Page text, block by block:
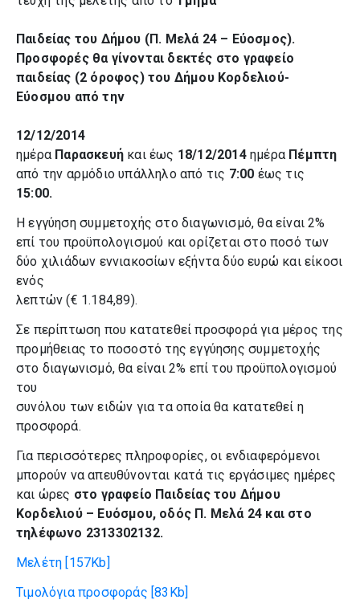
Παιδείας του Δήμου (Π. Μελά 24 – Εύοσμος).
Προσφορές θα γίνονται δεκτές στο γραφείο
παιδείας (2 όροφος) του Δήμου Κορδελιού-
Εύοσμου από την
12/12/2014
ημέρα Παρασκευή και έως 18/12/2014ημέρα Πέμπτη
από την αρμόδιο υπάλληλο από τις 7:00 έως τις
15:00.
Η εγγύηση συμμετοχής στο διαγωνισμό, θα είναι 2%
επί του προϋπολογισμού και ορίζεται στο ποσό των
δύο χιλιάδων εννιακοσίων εξήντα δύο ευρώ και είκοσι
ενός
λεπτών (€ 1.184,89).
Σε περίπτωση που κατατεθεί προσφορά για μέρος της
προμήθειας το ποσοστό της εγγύησης συμμετοχής
στο διαγωνισμό, θα είναι 2% επί του προϋπολογισμού
του
συνόλου των ειδών για τα οποία θα κατατεθεί η
προσφορά.
Για περισσότερες πληροφορίες, οι ενδιαφερόμενοι
μπορούν να απευθύνονται κατά τις εργάσιμες ημέρες
και ώρες στο γραφείο Παιδείας του Δήμου
Κορδελιού – Ευόσμου, οδός Π. Μελά 24 και στο
τηλέφωνο 2313302132.
Μελέτη [157Kb]
Τιμολόγια προσφοράς [83Kb]